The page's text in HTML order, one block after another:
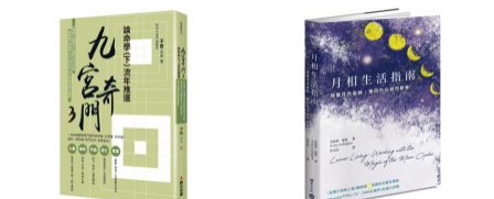
79折 253元 79折 435元